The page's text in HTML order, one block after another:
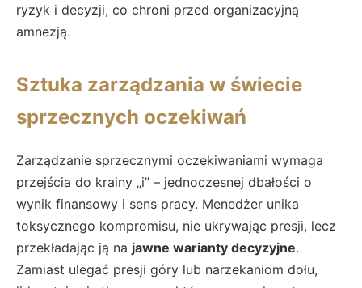
ryzyk i decyzji, co chroni przed organizacyjną
amnezją.
Sztuka zarządzania w świecie
sprzecznych oczekiwań
Zarządzanie sprzecznymi oczekiwaniami wymaga
przejścia do krainy „i” – jednoczesnej dbałości o
wynik finansowy i sens pracy. Menedżer unika
toksycznego kompromisu, nie ukrywając presji, lecz
przekładając ją na jawne warianty decyzyjne.
Zamiast ulegać presji góry lub narzekaniom dołu,